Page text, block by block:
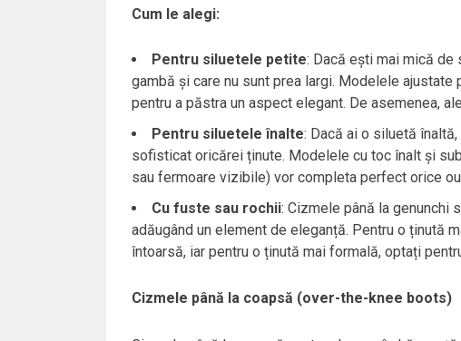
Cum le alegi:
Pentru siluetele petite: Dacă ești mai mică
gambă și care nu sunt prea largi. Modelele
pentru a păstra un aspect elegant. De asemenea,
Pentru siluetele înalte: Dacă ai o siluetă
sofisticat oricărei ținute. Modelele cu toc înalt și
sau fermoare vizibile) vor completa perfect orice
Cu fuste sau rochii: Cizmele până la genunchi
adăugând un element de eleganță. Pentru o ținută
întoarsă, iar pentru o ținută mai formală, optați
Cizmele până la coapsă (over-the-knee boots)